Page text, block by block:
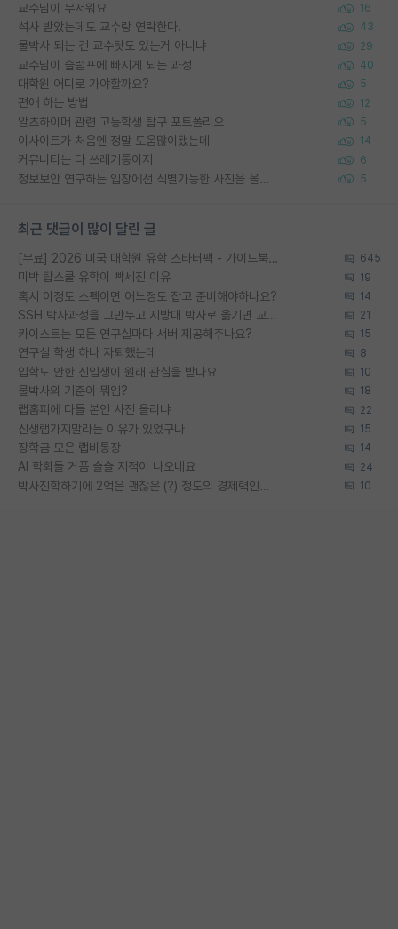
교수님이 무서워요 16
석사 받았는데도 교수랑 연락한다. 43
물박사 되는 건 교수탓도 있는거 아니냐 29
교수님이 슬럼프에 빠지게 되는 과정 40
대학원 어디로 가야할까요? 5
편애 하는 방법 12
알츠하이머 관련 고등학생 탐구 포트폴리오 5
이사이트가 처음엔 정말 도움많이됐는데 14
커뮤니티는 다 쓰레기통이지 6
정보보안 연구하는 입장에선 식별가능한 사진을 올리는건 비추이긴함 5
최근 댓글이 많이 달린 글
[무료] 2026 미국 대학원 유학 스타터팩 - 가이드북 & 합격자 컨택메일 템플릿 645
미박 탑스쿨 유학이 빡세진 이유 19
혹시 이정도 스펙이면 어느정도 잡고 준비해야하나요? 14
SSH 박사과정을 그만두고 지방대 박사로 옮기면 교수의 꿈은 끝일까요? 21
카이스트는 모든 연구실마다 서버 제공해주나요? 15
연구실 학생 하나 자퇴했는데 8
입학도 안한 신입생이 원래 관심을 받나요 10
물박사의 기준이 뭐임? 18
랩홈피에 다들 본인 사진 올리냐 22
신생랩가지말라는 이유가 있었구나 15
장학금 모은 랩비통장 14
AI 학회들 거품 슬슬 지적이 나오네요 24
박사진학하기에 2억은 괜찮은 (?) 정도의 경제력인가요 10